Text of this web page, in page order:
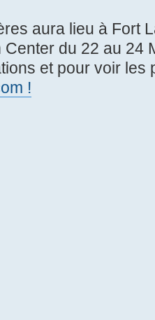
aura lieu à Fort
du 22 au 24
et pour voir les
!